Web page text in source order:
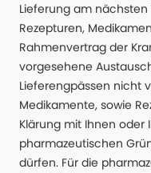
Lieferung am
Rezepturen,
Rahmenvertrag der
vorgesehene
Lieferengpässen nicht
Medikamente, sowie
Klärung mit Ihnen oder
pharmazeutischen
dürfen. Für die